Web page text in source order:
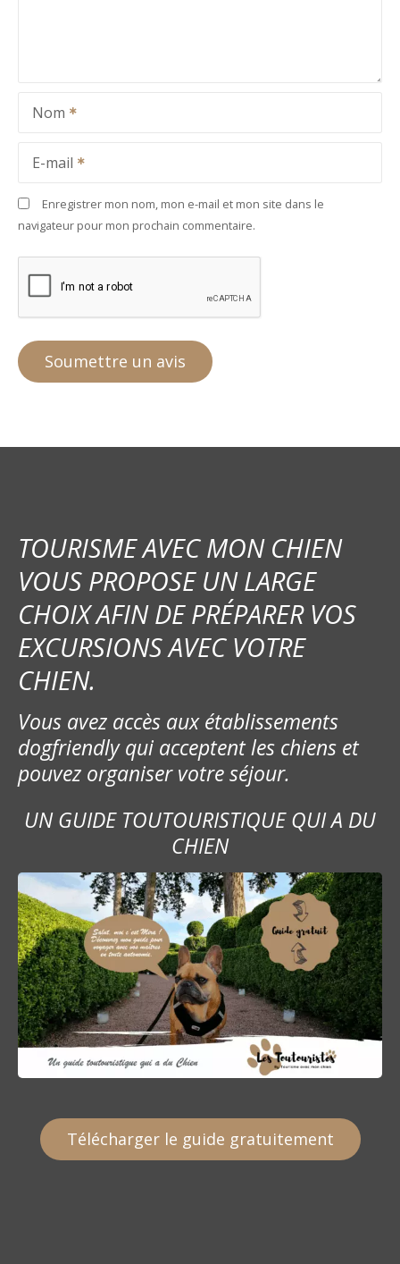
Nom
E-mail
Enregistrer mon nom, mon e-mail et mon site dans le
navigateur pour mon prochain commentaire.
TOURISME AVEC MON CHIEN
VOUS PROPOSE UN LARGE
CHOIX AFIN DE PRÉPARER VOS
EXCURSIONS AVEC VOTRE
CHIEN.
Vous avez accès aux établissements
dogfriendly qui acceptent les chiens et
pouvez organiser votre séjour.
UN GUIDE TOUTOURISTIQUE QUI A DU
CHIEN
Télécharger le guide gratuitement